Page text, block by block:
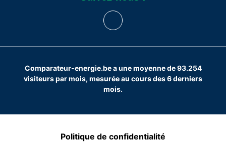
Comparateur-energie.be a une moyenne de 93.254
visiteurs par mois, mesurée au cours des 6 derniers
mois.
Politique de confidentialité